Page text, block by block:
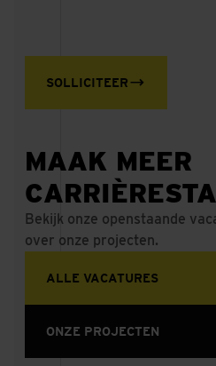
SOLLICITEER
MAAK MEER
Bekijk onze openstaande
over onze projecten.
ALLE VACATURES
ONZE PROJECTEN